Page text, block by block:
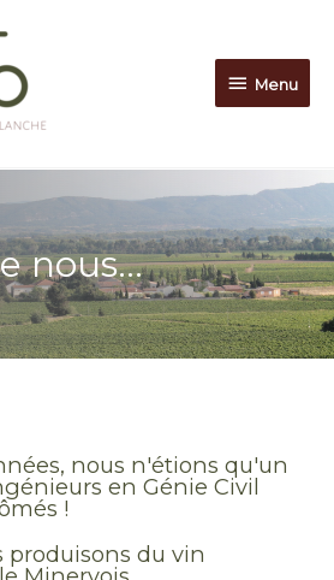
Menu
nous...
nous n'étions qu'un
en Génie Civil
!
du vin